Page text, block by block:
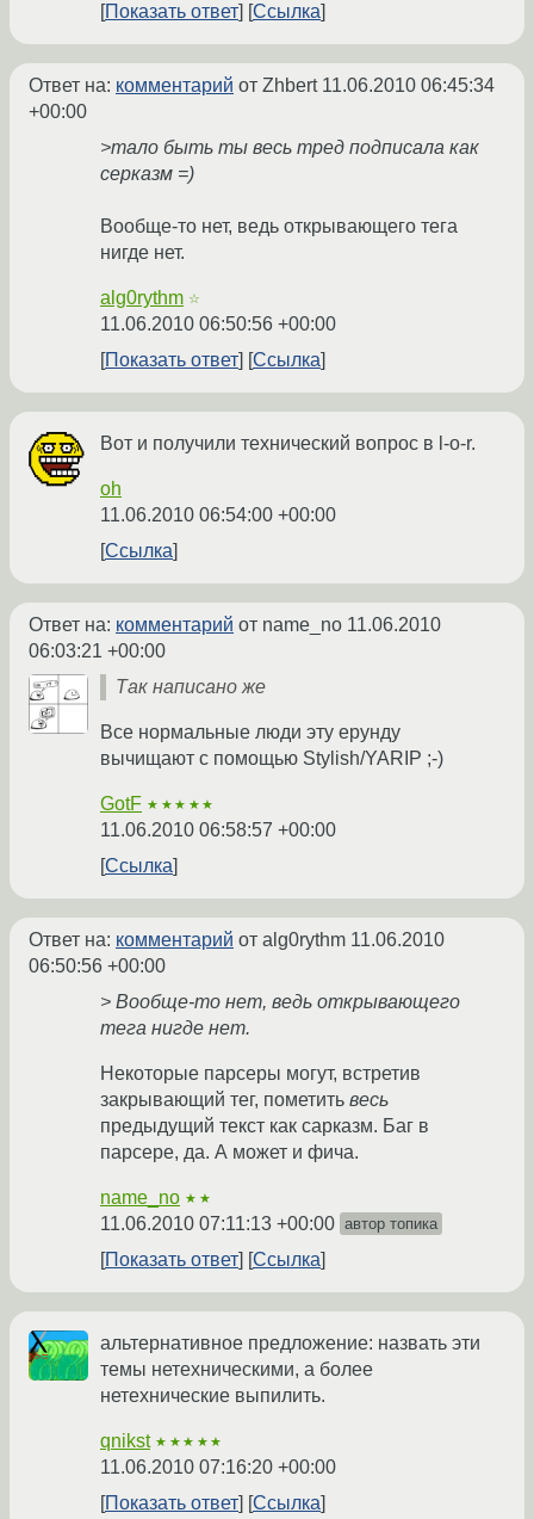
Показать ответ
Ссылка
Ответ на: комментарий от Zhbert 11.06.2010 06:45:34
+00:00
>тало быть ты весь тред подписала как
серказм =)
Вообще-то нет, ведь открывающего тега
нигде нет.
alg0rythm ☆
11.06.2010 06:50:56 +00:00
Показать ответ
Ссылка
Вот и получили технический вопрос в l-o-r.
oh
11.06.2010 06:54:00 +00:00
Ссылка
Ответ на: комментарий от name_no 11.06.2010
06:03:21 +00:00
Так написано же
Все нормальные люди эту ерунду
вычищают с помощью Stylish/YARIP ;-)
GotF ★★★★★
11.06.2010 06:58:57 +00:00
Ссылка
Ответ на: комментарий от alg0rythm 11.06.2010
06:50:56 +00:00
> Вообще-то нет, ведь открывающего
тега нигде нет.
Некоторые парсеры могут, встретив
закрывающий тег, пометить весь
предыдущий текст как сарказм. Баг в
парсере, да. А может и фича.
name_no ★★
11.06.2010 07:11:13 +00:00 автор топика
Показать ответ Ссылка
альтернативное предложение: назвать эти
темы нетехническими, а более
нетехнические выпилить.
qnikst ★★★★★
11.06.2010 07:16:20 +00:00
Показать ответ
Ссылка